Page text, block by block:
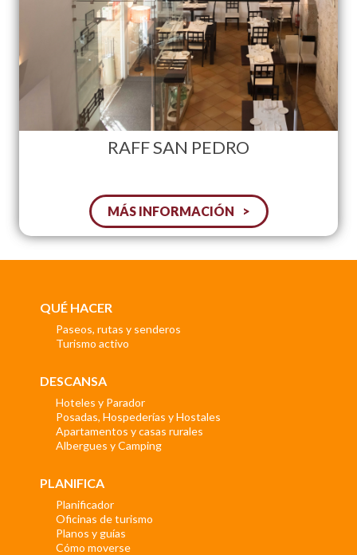
RAFF SAN PEDRO
MÁS INFORMACIÓN
QUÉ HACER
Paseos, rutas y senderos
Turismo activo
DESCANSA
Hoteles y Parador
Posadas, Hospederías y Hostales
Apartamentos y casas rurales
Albergues y Camping
PLANIFICA
Planificador
Oficinas de turismo
Planos y guías
Cómo moverse